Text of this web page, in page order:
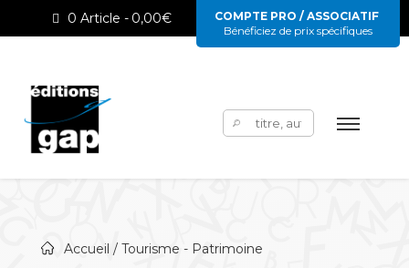
0 Article 0,00€
COMPTE PRO / ASSOCIATIF
Bénéficiez de prix spécifiques
Rechercher :
Accueil / Tourisme - Patrimoine